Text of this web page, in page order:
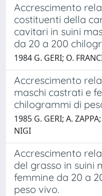
Accrescimento
costituenti della
cavitari in suini
da 20 a 200
1984 G. GERI; O.
Accrescimento
maschi castrati e
chilogrammi di
1985 G. GERI; A.
NIGI
Accrescimento
del grasso in suini
femmine da 20 a
peso vivo.